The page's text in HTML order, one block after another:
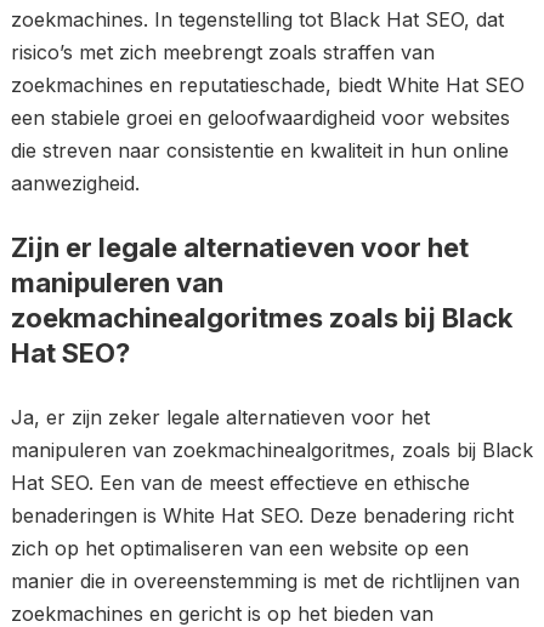
zoekmachines. In tegenstelling tot Black Hat SEO, dat
risico’s met zich meebrengt zoals straffen van
zoekmachines en reputatieschade, biedt White Hat SEO
een stabiele groei en geloofwaardigheid voor websites
die streven naar consistentie en kwaliteit in hun online
aanwezigheid.
Zijn er legale alternatieven voor het
manipuleren van
zoekmachinealgoritmes zoals bij Black
Hat SEO?
Ja, er zijn zeker legale alternatieven voor het
manipuleren van zoekmachinealgoritmes, zoals bij Black
Hat SEO. Een van de meest effectieve en ethische
benaderingen is White Hat SEO. Deze benadering richt
zich op het optimaliseren van een website op een
manier die in overeenstemming is met de richtlijnen van
zoekmachines en gericht is op het bieden van